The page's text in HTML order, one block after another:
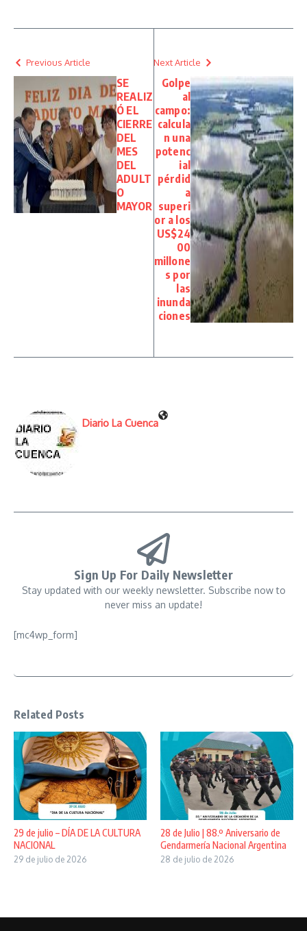
Previous Article
SE
REALIZ
Ó EL
CIERRE
DEL
MES
DEL
ADULT
O
MAYOR
Next Article
Golpe
al
campo:
calcula
n una
potenc
ial
pérdid
a
superi
or a los
US$24
00
millone
s por
las
inunda
ciones
Diario La Cuenca
Sign Up For Daily Newsletter
Stay updated with our weekly newsletter. Subscribe now to
never miss an update!
[mc4wp_form]
Related Posts
29 de julio – DÍA DE LA CULTURA
NACIONAL
29 de julio de 2026
28 de Julio | 88.º Aniversario de
Gendarmería Nacional Argentina
28 de julio de 2026